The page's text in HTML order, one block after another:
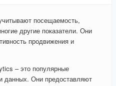
посещаемость,
другие показатели. Они
продвижения и
– это популярные
данных. Они предоставляют